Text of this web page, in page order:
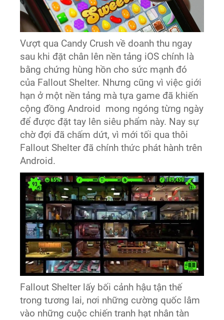
Vượt qua Candy Crush về doanh thu ngay
sau khi đặt chân lên nền tảng iOS chính là
bằng chứng hùng hồn cho sức mạnh đó
của Fallout Shelter. Nhưng cũng vì việc giới
hạn ở một nền tảng mà tựa game đã khiến
cộng đồng Android mong ngóng từng ngày
để được đặt tay lên siêu phẩm này. Nay sự
chờ đợi đã chấm dứt, vì mới tối qua thôi
Fallout Shelter đã chính thức phát hành trên
Android. ​ ​
Fallout Shelter lấy bối cảnh hậu tận thế
trong tương lai, nơi những cường quốc lâm
vào những cuộc chiến tranh hạt nhân tàn